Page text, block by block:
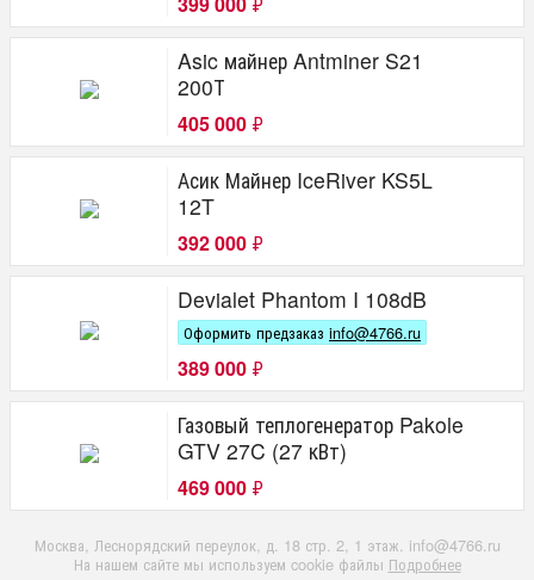
Asic майнер Antminer S21
200Т
405 000 ₽
Асик Майнер IceRiver KS5L
12T
392 000 ₽
Devialet Phantom I 108dB
Оформить предзаказ info@4766.ru
389 000 ₽
Газовый теплогенератор Pakole
GTV 27C (27 кВт)
469 000 ₽
Москва, Леснорядский переулок, д. 18 стр. 2, 1 этаж. info@4766.ru
На нашем сайте мы используем cookie файлы Подробнее